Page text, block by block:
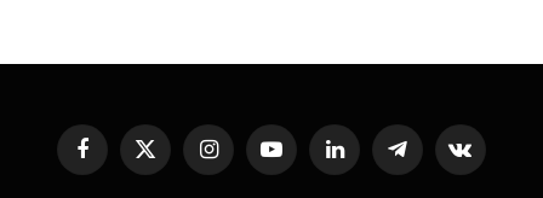
FacebookX
(Twitter)
InstagramYouTubeLinkedInTelegramVKontakte